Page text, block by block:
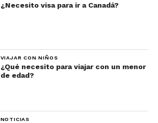
¿Necesito visa para ir a Canadá?
VIAJAR CON NIÑOS
¿Qué necesito para viajar con un menor
de edad?
NOTICIAS